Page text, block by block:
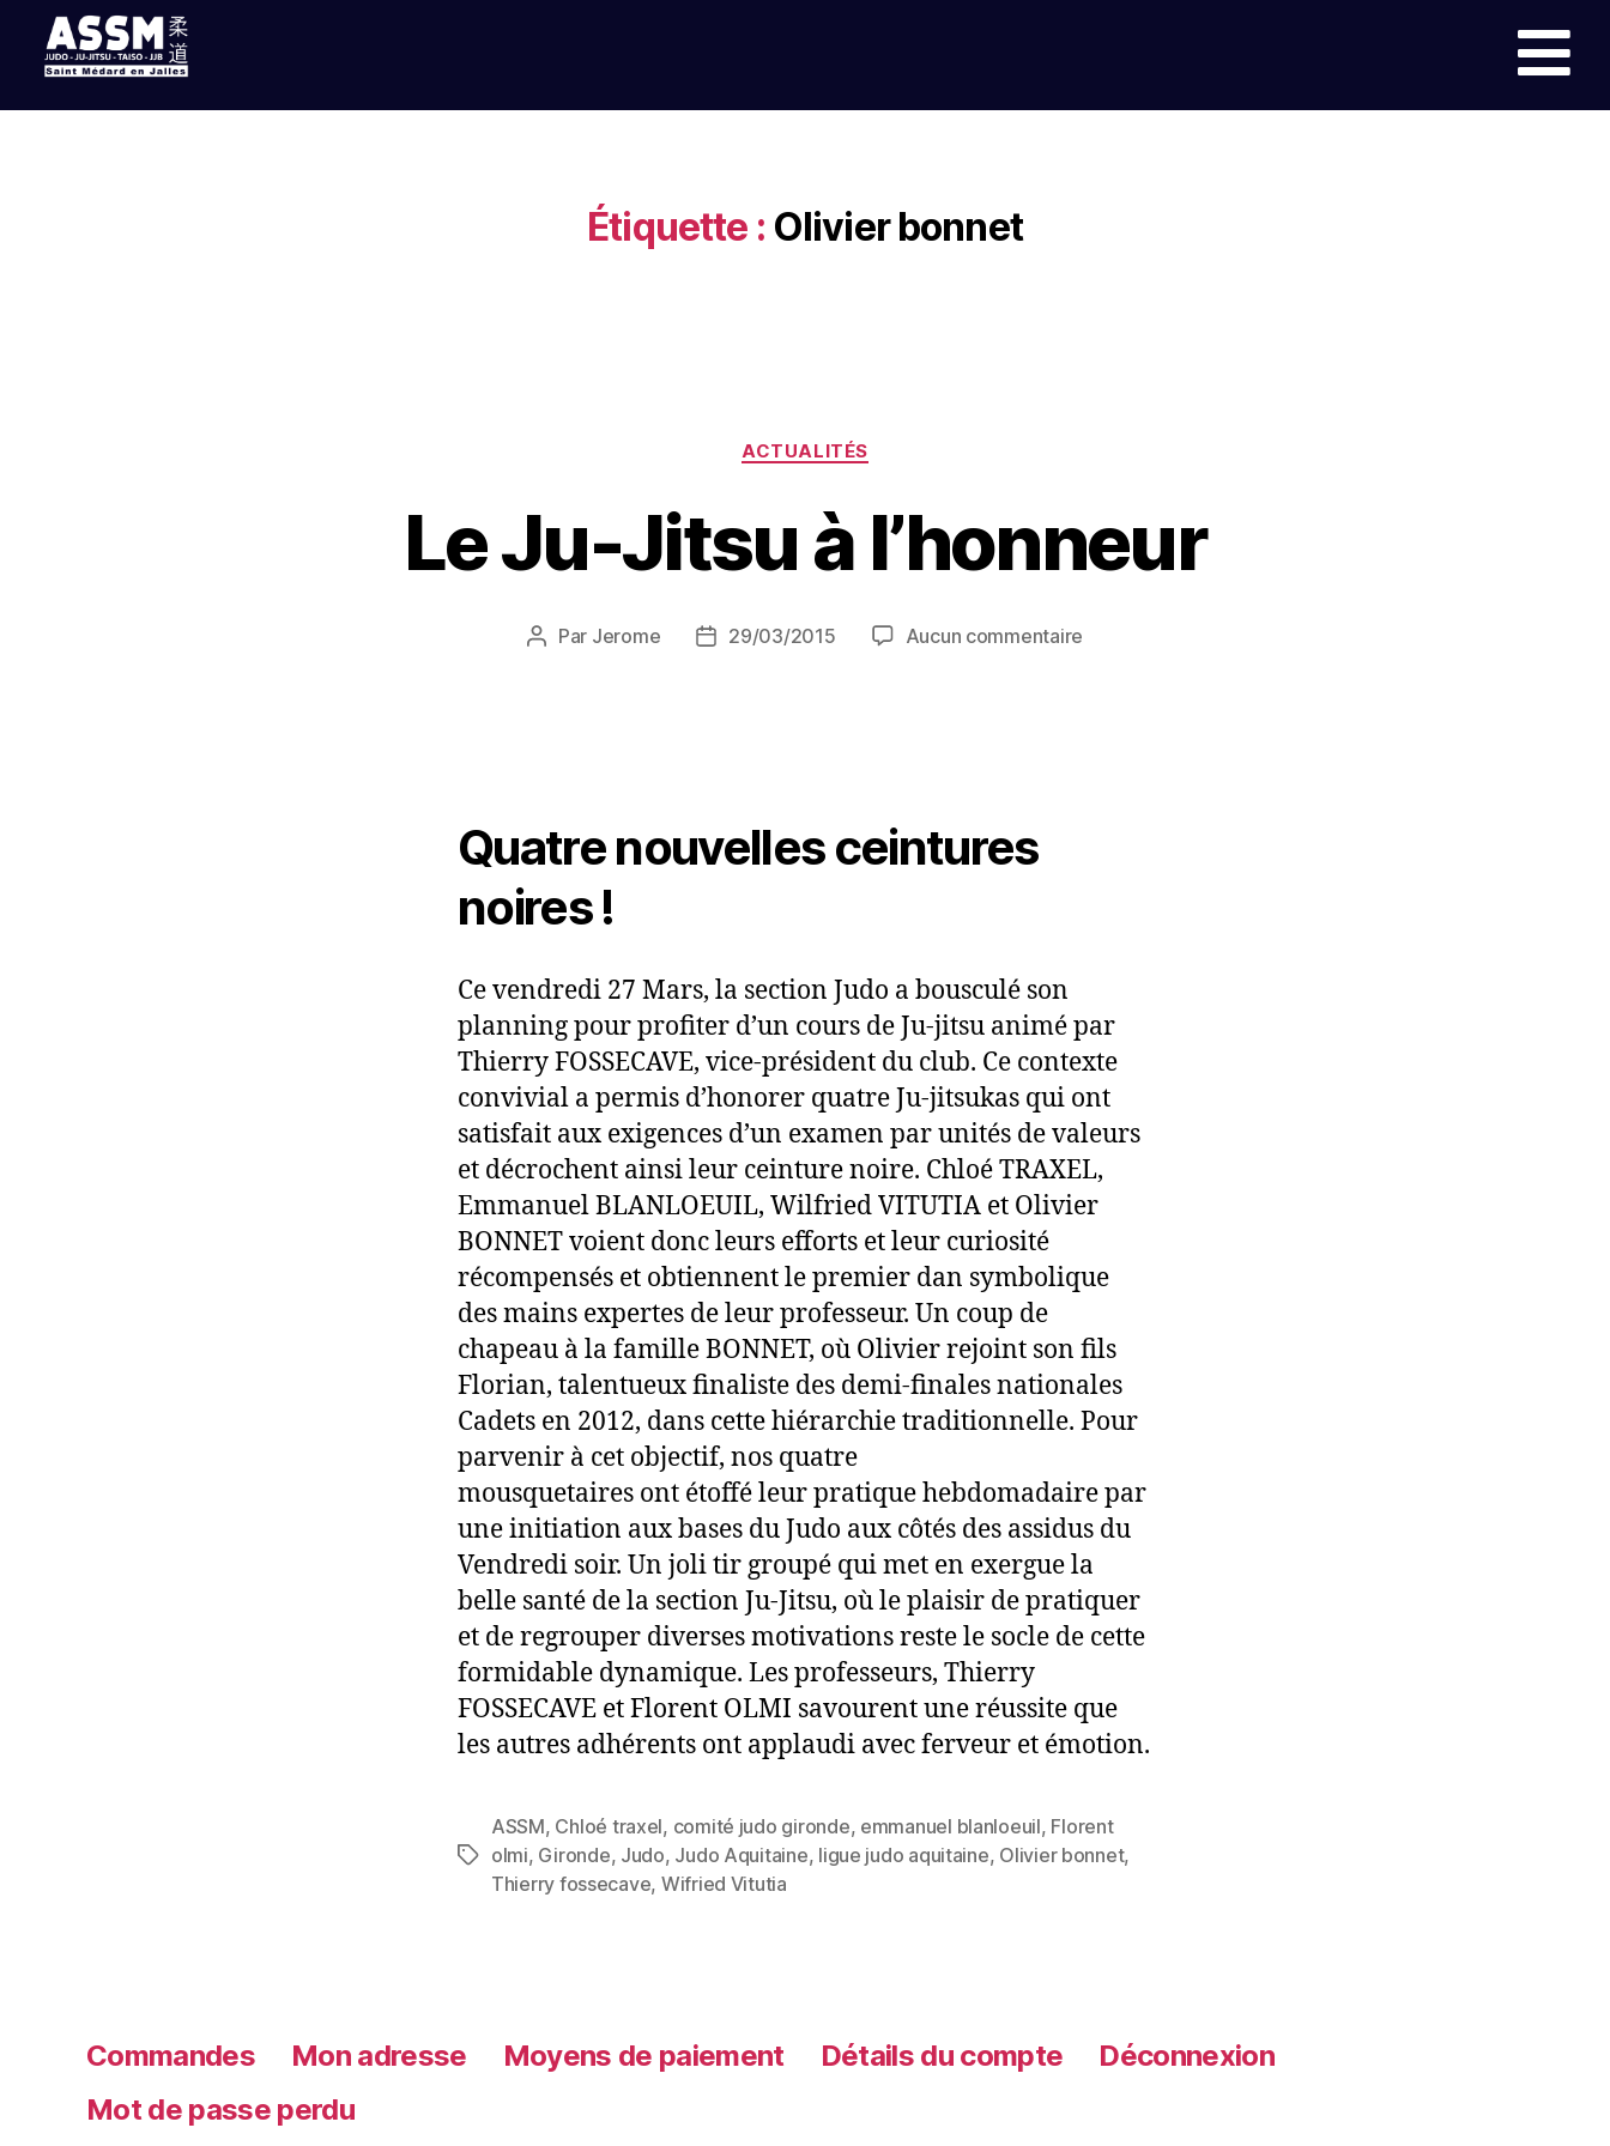
Étiquette : Olivier bonnet
ACTUALITÉS
Le Ju-Jitsu à l’honneur
Par Jerome 29/03/2015 Aucun commentaire
Quatre nouvelles ceintures
noires !
Ce vendredi 27 Mars, la section Judo a bousculé son
planning pour profiter d’un cours de Ju-jitsu animé par
Thierry FOSSECAVE, vice-président du club. Ce contexte
convivial a permis d’honorer quatre Ju-jitsukas qui ont
satisfait aux exigences d’un examen par unités de valeurs
et décrochent ainsi leur ceinture noire. Chloé TRAXEL,
Emmanuel BLANLOEUIL, Wilfried VITUTIA et Olivier
BONNET voient donc leurs efforts et leur curiosité
récompensés et obtiennent le premier dan symbolique
des mains expertes de leur professeur. Un coup de
chapeau à la famille BONNET, où Olivier rejoint son fils
Florian, talentueux finaliste des demi-finales nationales
Cadets en 2012, dans cette hiérarchie traditionnelle. Pour
parvenir à cet objectif, nos quatre
mousquetaires ont étoffé leur pratique hebdomadaire par
une initiation aux bases du Judo aux côtés des assidus du
Vendredi soir. Un joli tir groupé qui met en exergue la
belle santé de la section Ju-Jitsu, où le plaisir de pratiquer
et de regrouper diverses motivations reste le socle de cette
formidable dynamique. Les professeurs, Thierry
FOSSECAVE et Florent OLMI savourent une réussite que
les autres adhérents ont applaudi avec ferveur et émotion.
ASSM, Chloé traxel, comité judo gironde, emmanuel blanloeuil, Florent
olmi, Gironde, Judo, Judo Aquitaine, ligue judo aquitaine, Olivier bonnet,
Thierry fossecave, Wifried Vitutia
Commandes Mon adresse Moyens de paiement Détails du compte
Déconnexion
Mot de passe perdu